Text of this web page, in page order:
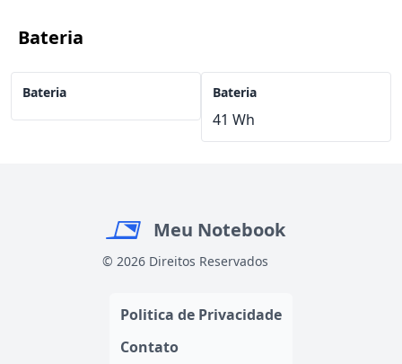
Bateria
Bateria Bateria
41 Wh
Meu Notebook
© 2026 Direitos Reservados
Politica de Privacidade
Contato